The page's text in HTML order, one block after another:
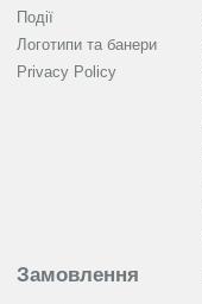
Події
Логотипи та банери
Privacy Policy
Замовлення